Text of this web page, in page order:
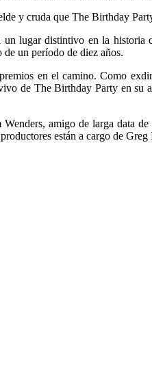
y cruda que The Birthday
lugar distintivo en la historia
un período de diez años.
en el camino. Como
de The Birthday Party en su
amigo de larga data
están a cargo de